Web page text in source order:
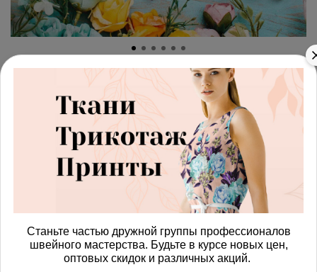
(0) арт.42871868_membrana
Ткань премиум мембрана
черно-белый мир
Получить доступ к оптовым ценам
587.00 руб
В корзину
Изменить масштаб
Станьте частью дружной группы профессионалов
швейного мастерства. Будьте в курсе новых цен,
оптовых скидок и различных акций.